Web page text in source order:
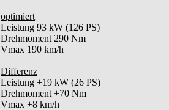
optimiert
Leistung 93 kW (126 PS)
Drehmoment 290 Nm
Vmax 190 km/h
Differenz
Leistung +19 kW (26 PS)
Drehmoment +70 Nm
Vmax +8 km/h